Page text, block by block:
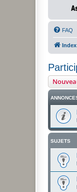
FAQ
SUJETS